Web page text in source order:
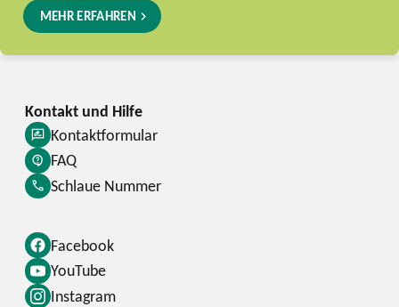
MEHR ERFAHREN
Facebook
YouTube
Instagram
Kontaktformular
FAQ
Schlaue Nummer